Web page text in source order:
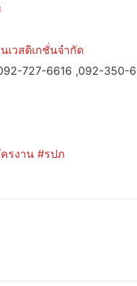
เวสติเกชั่นจำกัด
727-6616 ,092-350-
รงาน #รปภ